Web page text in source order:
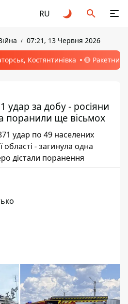
RU
07:21, 13 Червня 2026
Костянтинівка 🔴 Ракетний
удар за добу - росіяни
поранили ще вісьмох
удар по 49 населених
області - загинула одна
дістали поранення